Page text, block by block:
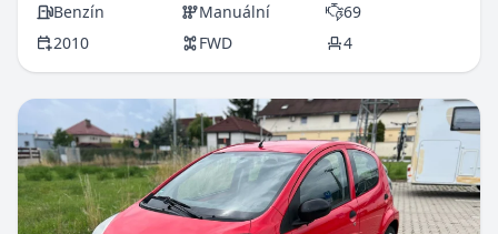
Benzín Manuální
69
2010
FWD 4